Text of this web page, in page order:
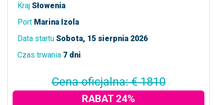
Kraj Słowenia
Port Marina Izola
Data startu Sobota, 15 sierpnia 2026
Czas trwania 7 dni
Cena oficjalna: € 1810
RABAT 24%